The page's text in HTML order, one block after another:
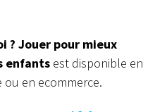
? Jouer pour mieux
enfants est disponible en
en ecommerce.